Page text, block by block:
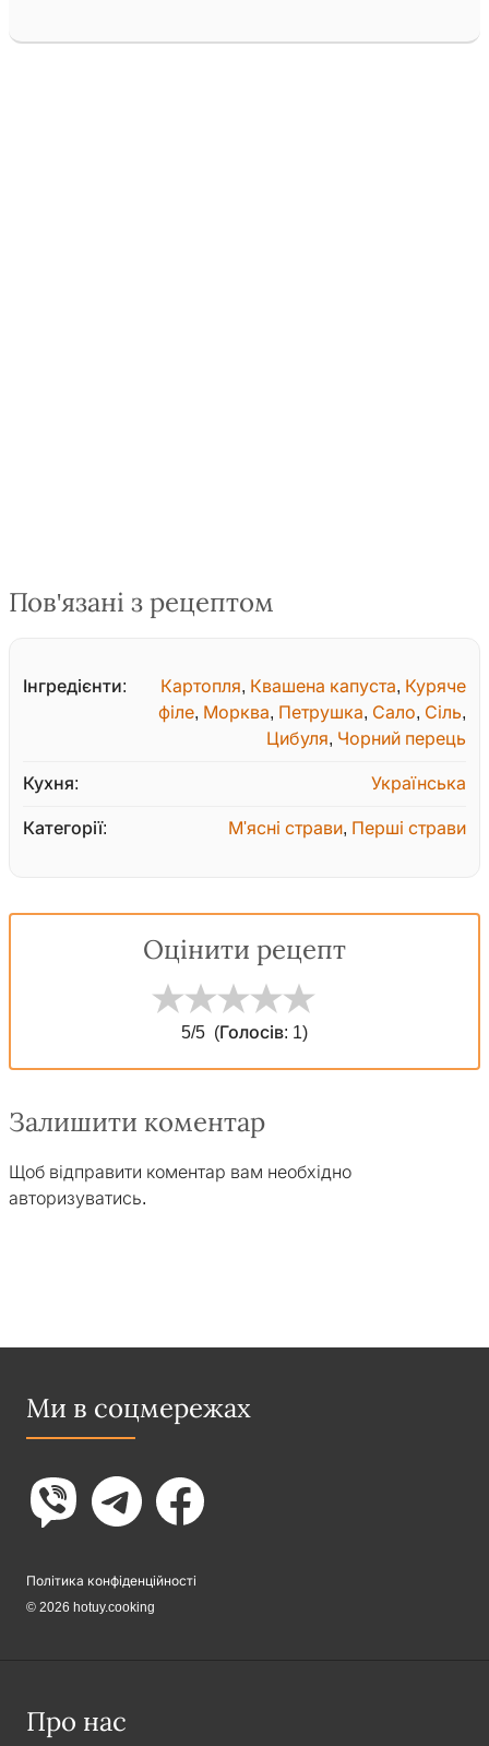
Пов'язані з рецептом
Інгредієнти: Картопля, Квашена капуста, Куряче
філе, Морква, Петрушка, Сало, Сіль,
Цибуля, Чорний перець
Кухня: Українська
Категорії: М'ясні страви, Перші страви
Оцінити рецепт
5/5 (Голосів: 1)
Залишити коментар
Щоб відправити коментар вам необхідно
авторизуватись.
Ми в соцмережах
Політика конфіденційності
© 2026 hotuy.cooking
Про нас